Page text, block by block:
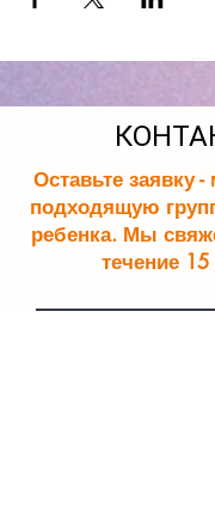
Оставьте заявку
подходящую
ребенка. Мы
течение